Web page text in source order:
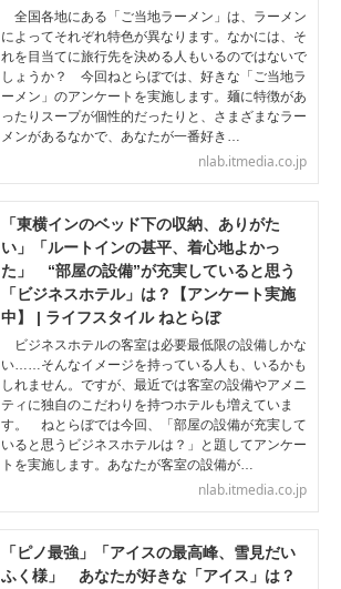
全国各地にある「ご当地ラーメン」は、ラーメン
によってそれぞれ特色が異なります。なかには、そ
れを目当てに旅行先を決める人もいるのではないで
しょうか？ 今回ねとらぼでは、好きな「ご当地ラ
ーメン」のアンケートを実施します。麺に特徴があ
ったりスープが個性的だったりと、さまざまなラー
メンがあるなかで、あなたが一番好き…
nlab.itmedia.co.jp
「東横インのベッド下の収納、ありがた
い」「ルートインの甚平、着心地よかっ
た」 “部屋の設備”が充実していると思う
「ビジネスホテル」は？【アンケート実施
中】 | ライフスタイル ねとらぼ
ビジネスホテルの客室は必要最低限の設備しかな
い……そんなイメージを持っている人も、いるかも
しれません。ですが、最近では客室の設備やアメニ
ティに独自のこだわりを持つホテルも増えていま
す。 ねとらぼでは今回、「部屋の設備が充実して
いると思うビジネスホテルは？」と題してアンケー
トを実施します。あなたが客室の設備が…
nlab.itmedia.co.jp
「ピノ最強」「アイスの最高峰、雪見だい
ふく様」 あなたが好きな「アイス」は？